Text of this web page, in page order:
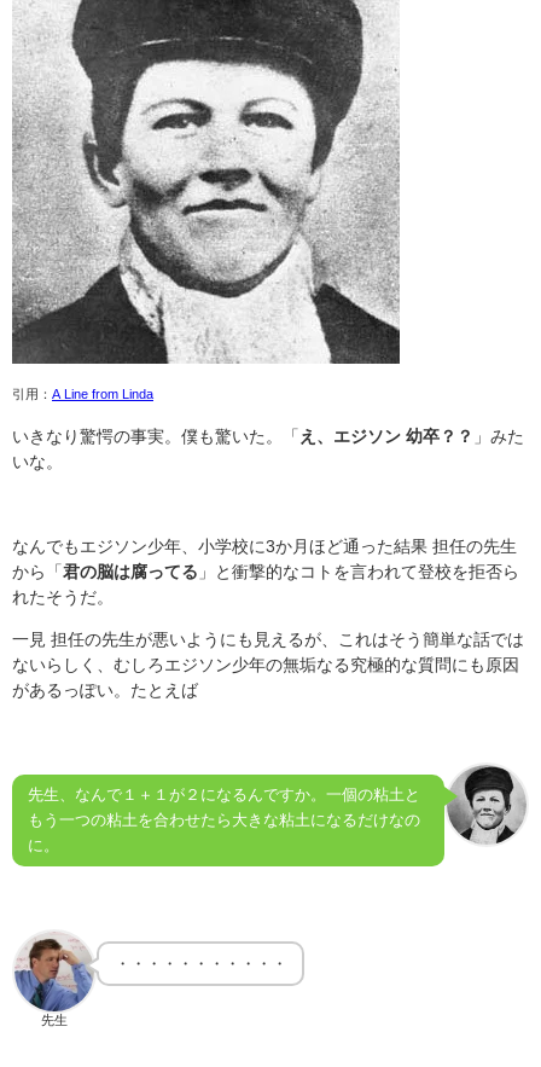
引用： A Line from Linda
いきなり驚愕の事実。僕も驚いた。「 え、エジソン 幼卒？？ 」みた
いな。
なんでもエジソン少年、小学校に3か月ほど通った結果 担任の先生
から「 君の脳は腐ってる 」と衝撃的なコトを言われて登校を拒否ら
れたそうだ。
一見 担任の先生が悪いようにも見えるが、これはそう簡単な話では
ないらしく、むしろエジソン少年の無垢なる究極的な質問にも原因
があるっぽい。たとえば
先生、なんで１＋１が２になるんですか。一個の粘土と
もう一つの粘土を合わせたら大きな粘土になるだけなの
に。
先生
・・・・・・・・・・・